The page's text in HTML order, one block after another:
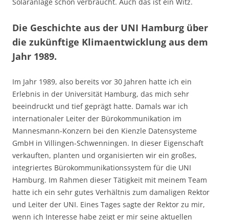
Solaranlage schon verbraucht. Auch das ist ein Witz.
Die Geschichte aus der UNI Hamburg über
die zukünftige Klimaentwicklung aus dem
Jahr 1989.
Im Jahr 1989, also bereits vor 30 Jahren hatte ich ein
Erlebnis in der Universität Hamburg, das mich sehr
beeindruckt und tief geprägt hatte. Damals war ich
internationaler Leiter der Bürokommunikation im
Mannesmann-Konzern bei den Kienzle Datensysteme
GmbH in Villingen-Schwenningen. In dieser Eigenschaft
verkauften, planten und organisierten wir ein großes,
integriertes Bürokommunikationssystem für die UNI
Hamburg. Im Rahmen dieser Tätigkeit mit meinem Team
hatte ich ein sehr gutes Verhältnis zum damaligen Rektor
und Leiter der UNI. Eines Tages sagte der Rektor zu mir,
wenn ich Interesse habe zeigt er mir seine aktuellen